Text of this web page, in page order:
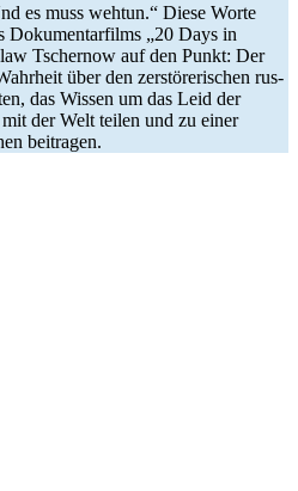
es muss wehtun.“ Diese Worte
Doku­men­tar­films „20 Days in
Tscher­now auf den Punkt: Der
über den zer­stö­re­ri­schen rus­
das Wissen um das Leid der
der Welt teilen und zu einer
beitragen.